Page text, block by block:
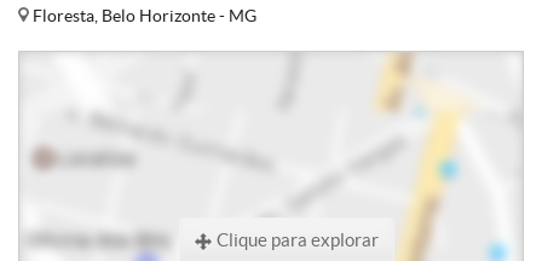
Floresta, Belo Horizonte - MG
Clique para explorar